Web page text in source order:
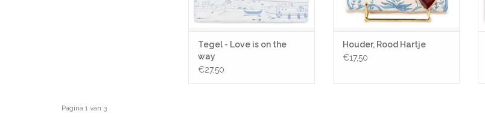
Tegel - Love is on the
way
€27,50
Houder, Rood Hartje
€17,50
Pagina 1 van 3